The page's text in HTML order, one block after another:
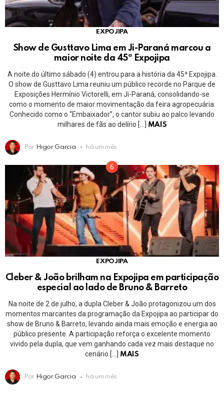
EXPOJIPA
Show de Gusttavo Lima em Ji-Paraná marcou a
maior noite da 45ª Expojipa
A noite do último sábado (4) entrou para a história da 45ª Expojipa.
O show de Gusttavo Lima reuniu um público recorde no Parque de
Exposições Hermínio Victorelli, em Ji-Paraná, consolidando-se
como o momento de maior movimentação da feira agropecuária.
Conhecido como o “Embaixador”, o cantor subiu ao palco levando
milhares de fãs ao delírio […]
MAIS
Por Higor Garcia há um mês
EXPOJIPA
Cleber & João brilham na Expojipa em participação
especial ao lado de Bruno & Barreto
Na noite de 2 de julho, a dupla Cleber & João protagonizou um dos
momentos marcantes da programação da Expojipa ao participar do
show de Bruno & Barreto, levando ainda mais emoção e energia ao
público presente. A participação reforça o excelente momento
vivido pela dupla, que vem ganhando cada vez mais destaque no
cenário […]
MAIS
Por Higor Garcia há um mês